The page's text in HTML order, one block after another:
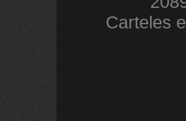
Carteles